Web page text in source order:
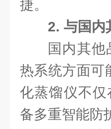
捷。
2. 与国内
国内其
热系统方面可
化蒸馏仪不
备多重智能防